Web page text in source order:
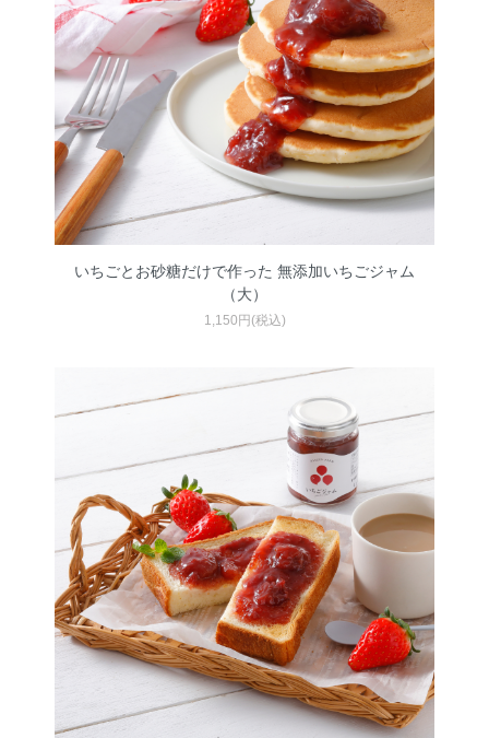
いちごとお砂糖だけで作った 無添加いちごジャム
（大）
1,150円(税込)